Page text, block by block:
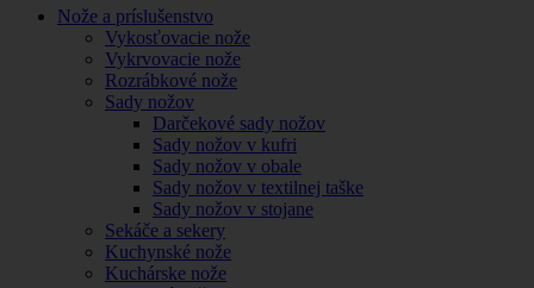
Nože a príslušenstvo
Vykosťovacie nože
Vykrvovacie nože
Rozrábkové nože
Sady nožov
Darčekové sady nožov
Sady nožov v kufri
Sady nožov v obale
Sady nožov v textilnej taške
Sady nožov v stojane
Sekáče a sekery
Kuchynské nože
Kuchárske nože